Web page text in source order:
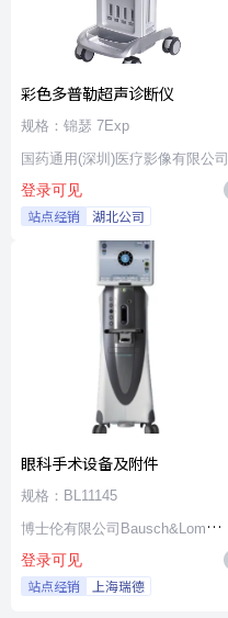
彩色多普勒超声诊断仪
规格：锦瑟 7Exp
国药通用(深圳)医疗影像有限公司
登录可见
站点经销 湖北公司
眼科手术设备及附件
规格：BL11145
博士伦有限公司Bausch&Lomb
Incorporated
登录可见
站点经销 上海瑞德